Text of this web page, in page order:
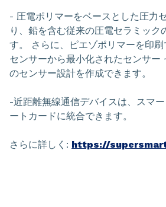
- 圧電ポリマーをベースとした圧力
り、鉛を含む従来の圧電セラミック
す。 さらに、ピエゾポリマーを印
センサーから最小化されたセンサー
のセンサー設計を作成できます。
-近距離無線通信デバイスは、スマ
ートカードに統合できます。
さらに詳しく: https://